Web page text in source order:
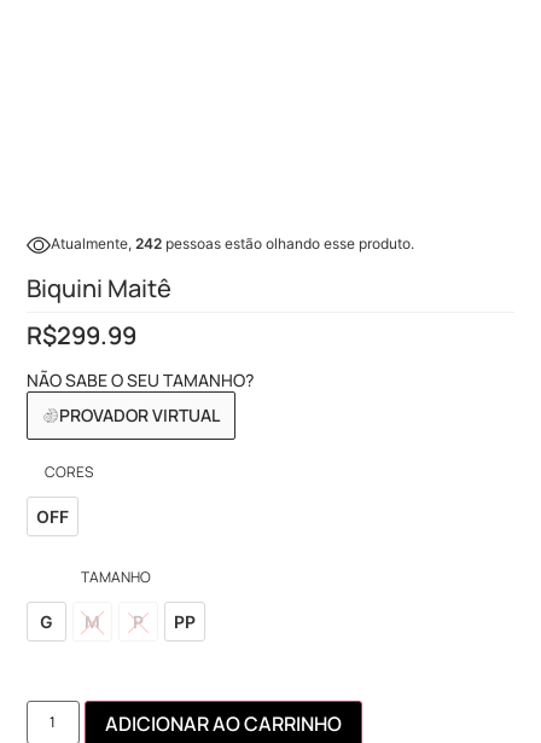
Atualmente, 242 pessoas estão olhando esse produto.
Biquini Maitê
R$299.99
NÃO SABE O SEU TAMANHO?
PROVADOR VIRTUAL
CORES
OFF
TAMANHO
G M P PP
ADICIONAR AO CARRINHO